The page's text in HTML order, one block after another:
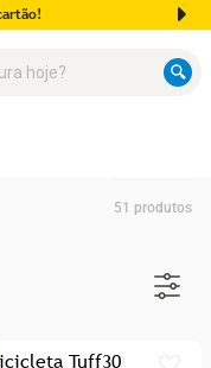
51 produtos